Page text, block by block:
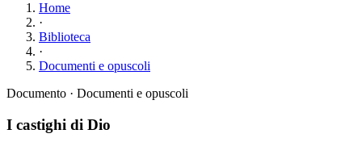
Home
·
Biblioteca
·
Documenti e opuscoli
Documento · Documenti e opuscoli
I castighi di Dio